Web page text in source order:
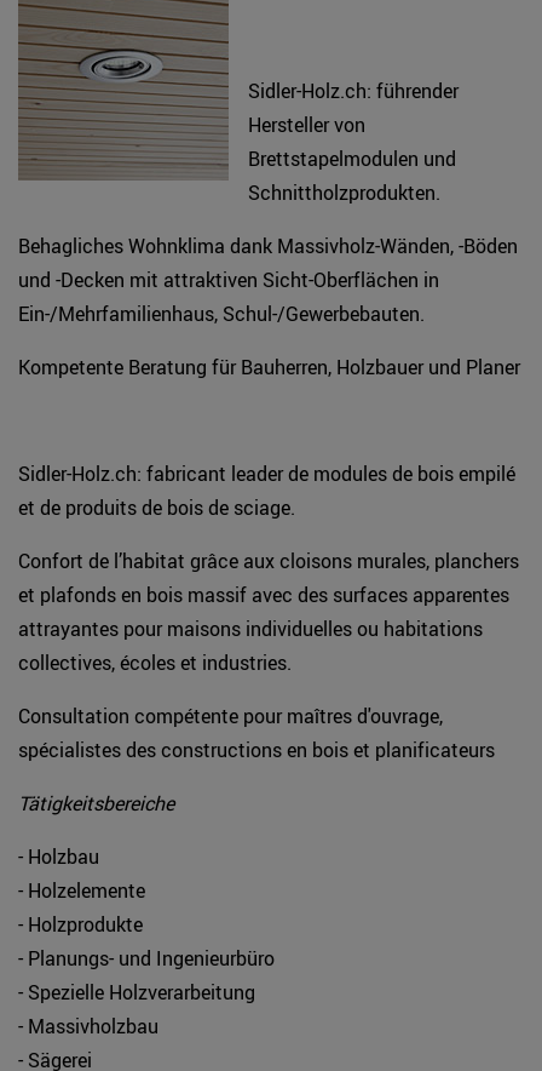
Sidler-Holz.ch: führender
Hersteller von
Brettstapelmodulen und
Schnittholzprodukten.
Behagliches Wohnklima dank Massivholz-Wänden, -Böden
und -Decken mit attraktiven Sicht-Oberflächen in
Ein-/Mehrfamilienhaus, Schul-/Gewerbebauten.
Kompetente Beratung für Bauherren, Holzbauer und Planer
Sidler-Holz.ch: fabricant leader de modules de bois empilé
et de produits de bois de sciage.
Confort de l’habitat grâce aux cloisons murales, planchers
et plafonds en bois massif avec des surfaces apparentes
attrayantes pour maisons individuelles ou habitations
collectives, écoles et industries.
Consultation compétente pour maîtres d'ouvrage,
spécialistes des constructions en bois et planificateurs
Tätigkeitsbereiche
- Holzbau
- Holzelemente
- Holzprodukte
- Planungs- und Ingenieurbüro
- Spezielle Holzverarbeitung
- Massivholzbau
- Sägerei